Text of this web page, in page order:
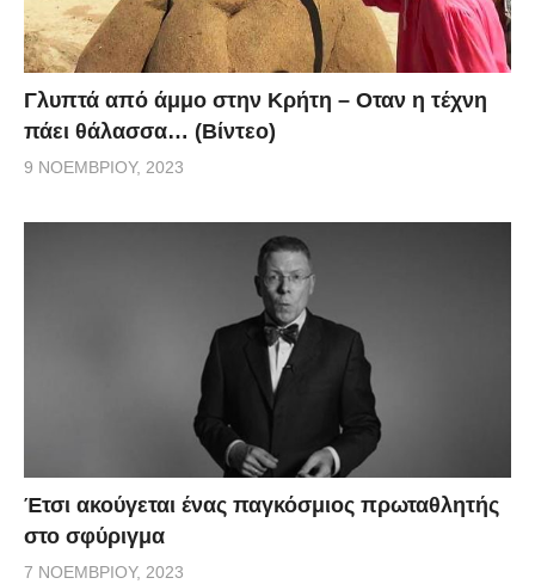
Γλυπτά από άμμο στην Κρήτη – Οταν η τέχνη
πάει θάλασσα… (Βίντεο)
9 ΝΟΕΜΒΡΊΟΥ, 2023
Έτσι ακούγεται ένας παγκόσμιος πρωταθλητής
στο σφύριγμα
7 ΝΟΕΜΒΡΊΟΥ, 2023